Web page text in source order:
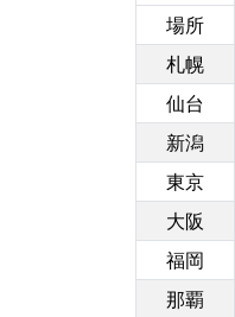
場所
札幌
仙台
新潟
東京
大阪
福岡
那覇